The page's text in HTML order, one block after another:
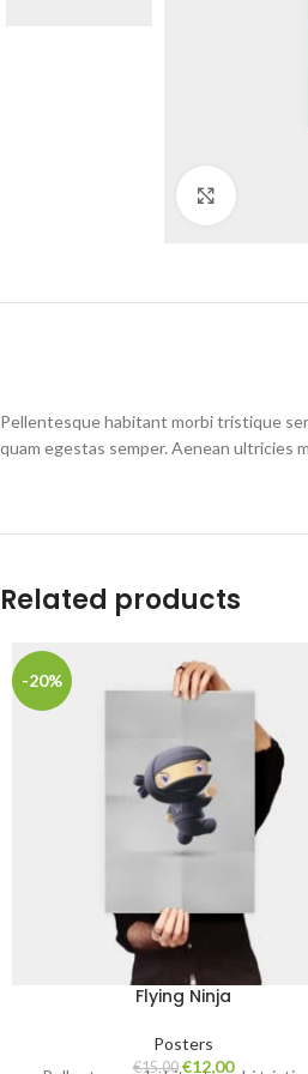
Click to
Pellentesque habitant morbi tristique
quam egestas semper. Aenean ultricies
Related products
-20%
Flying Ninja
Posters
€15,00 €12,00